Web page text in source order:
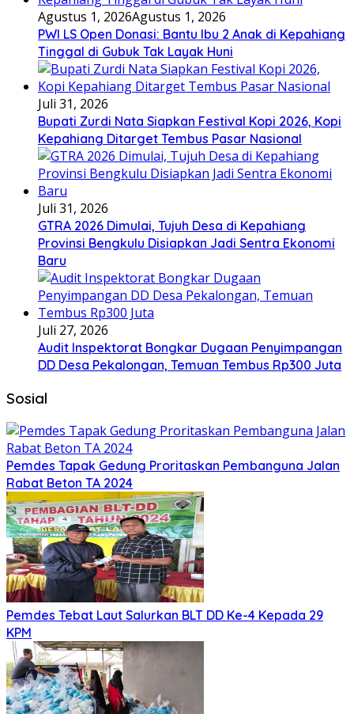
Agustus 1, 2026Agustus 1, 2026
PWI LS Open Donasi: Bantu Ibu 2 Anak di Kepahiang
Tinggal di Gubuk Tak Layak Huni
Juli 31, 2026
Bupati Zurdi Nata Siapkan Festival Kopi 2026, Kopi
Kepahiang Ditarget Tembus Pasar Nasional
Juli 31, 2026
GTRA 2026 Dimulai, Tujuh Desa di Kepahiang
Provinsi Bengkulu Disiapkan Jadi Sentra Ekonomi
Baru
Juli 27, 2026
Audit Inspektorat Bongkar Dugaan Penyimpangan
DD Desa Pekalongan, Temuan Tembus Rp300 Juta
Sosial
Pemdes Tapak Gedung Proritaskan Pembanguna Jalan
Rabat Beton TA 2024
Pemdes Tebat Laut Salurkan BLT DD Ke-4 Kepada 29
KPM